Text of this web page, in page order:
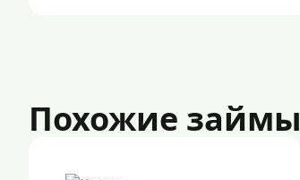
Похожие займы